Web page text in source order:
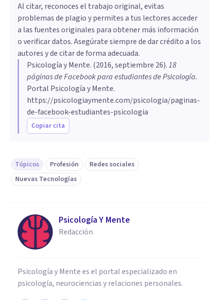
Al citar, reconoces el trabajo original, evitas
problemas de plagio y permites a tus lectores acceder
a las fuentes originales para obtener más información
o verificar datos. Asegúrate siempre de dar crédito a los
autores y de citar de forma adecuada.
Psicología y Mente. (2016, septiembre 26).​18
páginas de Facebook para estudiantes de Psicología.
Portal Psicología y Mente.
https://psicologiaymente.com/psicologia/paginas-
de-facebook-estudiantes-psicologia
Copiar cita
Tópicos Profesión
Redes sociales
Nuevas Tecnologías
Psicología Y Mente
Redacción
Psicología y Mente es el portal especializado en
psicología, neurociencias y relaciones personales.